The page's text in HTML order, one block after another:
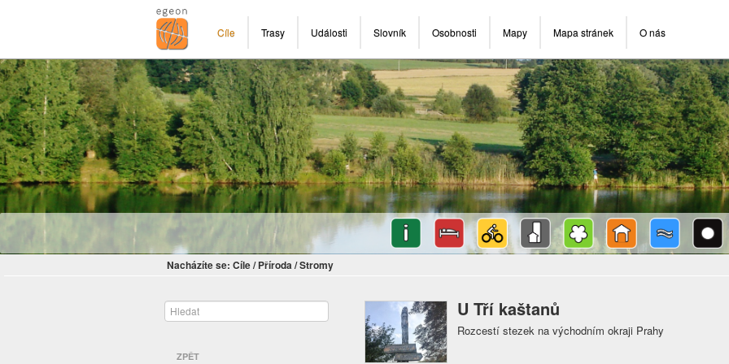
Cíle Trasy Události Slovník Osobnosti Mapy Mapa stránek O nás
Nacházíte se: Cíle/ Příroda/Stromy
ZPĚT
U Tří kaštanů
Rozcestí stezek na východním okraji Prahy